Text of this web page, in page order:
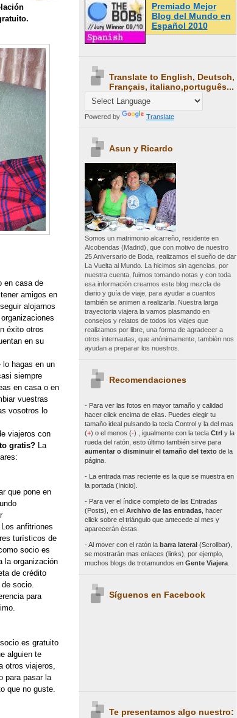
en casa de
amigos en
alojarnos
éxito otros
en su
hagas en un
siempre
en casa o en
vuestras
vosotros lo
viajeros con
gratis?La
que pone en
anfitriones
turísticos de
socio es
la organización
de crédito
socio.
para
es gratuito
alguien te
otros viajeros,
para pasar la
que no guste.
Premiado Mejor
Blog del Mundo en
Español 2010
Translate to English, Deutsch,
Français, italiano,português...
Powered by Translate
Asun y Ricardo
Somos un matrimonio alcarreño, residente en
Alcobendas (Madrid), que con motivo de nuestro
25 Aniversario de Boda, realizamos el sueño de dar
La Vuelta al Mundo. La hicimos sin agencias, por
nuestra cuenta, fuimos tomando notas y con toda
esa información creamos este blog mezcla de
diario y guía de viaje, para ayudar a cuantos
también se animen a realizarla. Nuestra larga
trayectoria viajera la vamos plasmando en
consejos y relatos de todos los viajes que
realizamos por libre, una forma de agradecer a
otros internautas, que anónimamente, también nos
ayudan a preparar los nuestros.
Recomendaciones
- Para ver las fotos en mayor tamaño y calidad
hacer click encima de ellas. Puedes elegir tu
tamaño ideal pulsando la tecla Controly la del mas
(+) o el menos (-) igualmente con la tecla Ctrl y la
rueda del ratón, esto último también sirve para
aumentar o disminuir el tamaño del textode la
página.
- La entrada mas reciente es la que se muestra en
la portada (Inicio).
- Para ver el índice completo de las Entradas
(Posts), en el Archivo de las entradas, hacer
click sobre el triángulo que antecede al mes y
aparecerán éstas.
- Al mover con el ratón la barra lateral(Scrollbar),
se mostrarán mas enlaces (links), por ejemplo,
muchos blogs de trotamundos en Gente Viajera.
Síguenos en Facebook
Te presentamos algo nuestro: